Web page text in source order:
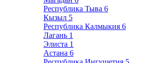
Республика Тыва 6
Кызыл 5
Республика Калмыкия 6
Лагань 1
Элиста 1
Астана 6